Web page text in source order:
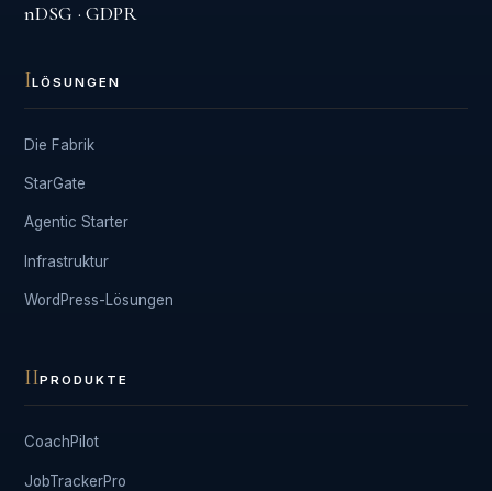
nDSG · GDPR
ILÖSUNGEN
Die Fabrik
StarGate
Agentic Starter
Infrastruktur
WordPress-Lösungen
IIPRODUKTE
CoachPilot
JobTrackerPro